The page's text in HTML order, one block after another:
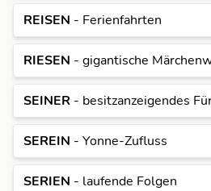
REISEN - Ferienfahrten
RIESEN - gigantische
SEINER - besitzanzeigendes
SEREIN - Yonne-Zufluss
SERIEN - laufende Folgen